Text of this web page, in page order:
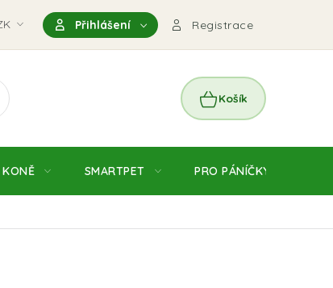
Magazín Výdejní místo Pohořelice
Přihlášení Registrace
NÁKUPNÍ
KONĚ SMARTPET PRO PÁNÍČKY